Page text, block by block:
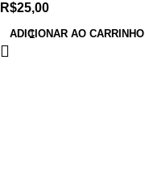
R$25,00
ADICIONAR AO CARRINHO